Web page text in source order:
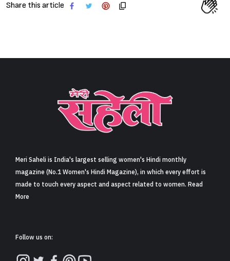
Share this article
Meri Saheli is India's largest selling women's Hindi monthly
magazine (No.1 Women's Hindi Magazine), in which every effort is
made to touch every aspect and aspect related to women. Read
More
Follow us on: